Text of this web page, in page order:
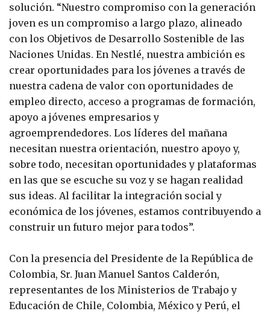
solución. “Nuestro compromiso con la generación
joven es un compromiso a largo plazo, alineado
con los Objetivos de Desarrollo Sostenible de las
Naciones Unidas. En Nestlé, nuestra ambición es
crear oportunidades para los jóvenes a través de
nuestra cadena de valor con oportunidades de
empleo directo, acceso a programas de formación,
apoyo a jóvenes empresarios y
agroemprendedores. Los líderes del mañana
necesitan nuestra orientación, nuestro apoyo y,
sobre todo, necesitan oportunidades y plataformas
en las que se escuche su voz y se hagan realidad
sus ideas. Al facilitar la integración social y
económica de los jóvenes, estamos contribuyendo a
construir un futuro mejor para todos”.
Con la presencia del Presidente de la República de
Colombia, Sr. Juan Manuel Santos Calderón,
representantes de los Ministerios de Trabajo y
Educación de Chile, Colombia, México y Perú, el